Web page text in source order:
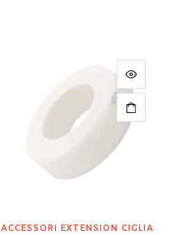
ACCESSORI EXTENSION CIGLIA